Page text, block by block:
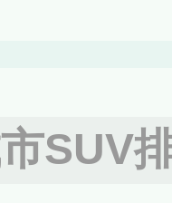
饰条与两端
灯带，更具
SUV